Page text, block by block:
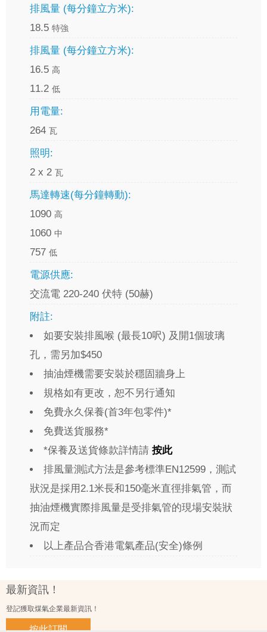
排風量 (每分鐘立方米):
18.5 特強
排風量 (每分鐘立方米):
16.5 高
11.2 低
用電量:
264 瓦
照明:
2 x 2 瓦
馬達轉速(每分鐘轉動):
1090 高
1060 中
757 低
電源供應:
交流電 220-240 伏特 (50赫)
附註:
如要安裝排風喉 (最長10呎) 及開1個玻璃
孔，需另加$450
抽油煙機需要安裝於穩固牆身上
規格如有更改，恕不另行通知
免費永久保養(首3年包零件)*
免費送貨服務*
*保養及送貨條款詳情請 按此
排風量測試方法是參考標準EN12599，測試
狀況是採用2.1米長和150毫米直徑排氣管，而
抽油煙機實際排風量是受排氣管的現場安裝狀
況而定
以上產品合香港電氣產品(安全)條例
最新資訊！
登記獲取煤氣企業最新資訊！
按此訂閱